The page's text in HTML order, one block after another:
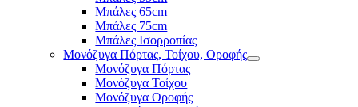
Μπάλες 65cm
Μπάλες 75cm
Μπάλες Ισορροπίας
Μονόζυγα Πόρτας, Τοίχου, Οροφής
Μονόζυγα Πόρτας
Μονόζυγα Τοίχου
Μονόζυγα Οροφής